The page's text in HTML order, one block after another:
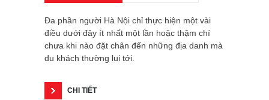
Đa phần người Hà Nội chỉ thực hiện một vài
điều dưới đây ít nhất một lần hoặc thậm chí
chưa khi nào đặt chân đến những địa danh mà
du khách thường lui tới.
CHI TIẾT